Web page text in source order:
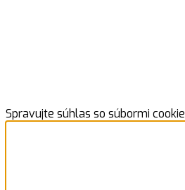
Spravujte súhlas so súbormi cookie